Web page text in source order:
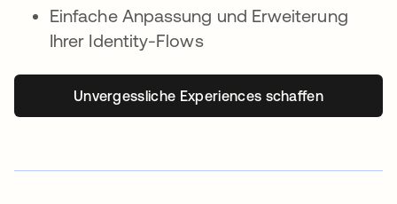
Einfache Anpassung und Erweiterung
Ihrer Identity-Flows
Unvergessliche Experiences schaffen